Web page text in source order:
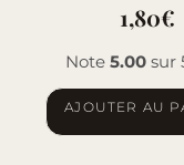
1,80€
Note 5.00sur
AJOUTER AU